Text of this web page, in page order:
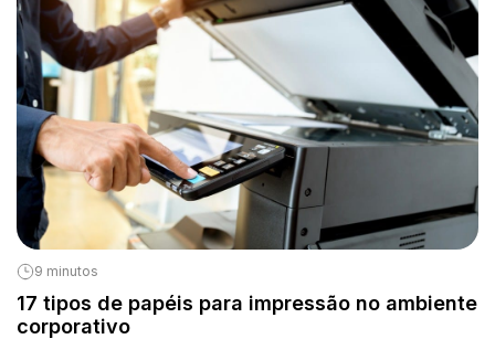
9 minutos
17 tipos de papéis para impressão no ambiente
corporativo